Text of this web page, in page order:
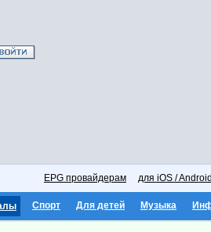
EPG провайдерам для iOS /
Спорт Для детей Музыка